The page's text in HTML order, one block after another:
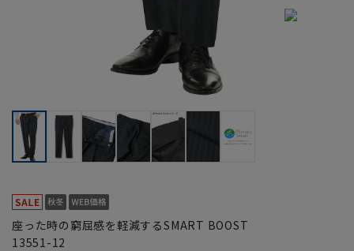
座った時の窮屈感を軽減するSMART BOOST
13551-12